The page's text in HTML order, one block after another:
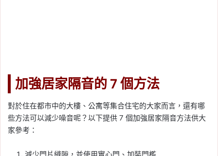
加強居家隔音的 7 個方法
對於住在都市中的大樓、公寓等集合住宅的大家而言，還有哪
些方法可以減少噪音呢？以下提供 7 個加強居家隔音方法供大
家參考：